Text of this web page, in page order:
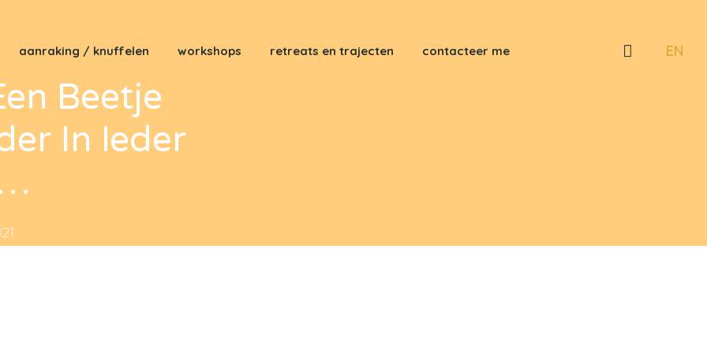
aanraking / knuffelen workshops retreats en trajecten contacteer me EN
Beetje
In Ieder